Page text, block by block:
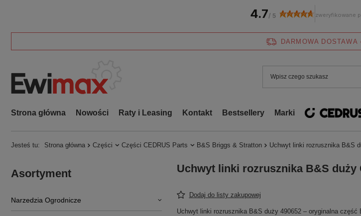
DARMOWA DOSTAWA
Strona główna Nowości Raty i Leasing Kontakt Bestsellery Marki
Jesteś tu: Strona główna Części Części CEDRUS Parts B&S Briggs & Stratton Uchwyt linki rozrusznika B&S
Asortyment
Narzedzia Ogrodnicze
Uchwyt linki rozrusznika B&S duży
Dodaj do listy zakupowej
Uchwyt linki rozrusznika B&S duży 490652 – oryginalna
4.7/ 5 zweryfikowane